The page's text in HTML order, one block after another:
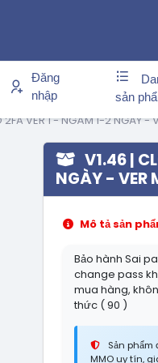
Đăng
nhập
sản
VER 1 - NGÂM 1-2 NGÀY -
V1.46 |
NGÀY - VER
Mô tả sản
Bảo hành Sai
change pass
mua hàng,
thức ( 90 )
Sản phẩm
MMO uy tín,